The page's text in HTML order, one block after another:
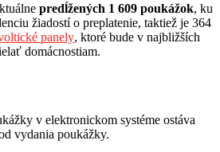
predĺžených 1 609 poukážok, ku
žiadostí o preplatenie, taktiež je 364
panely, ktoré bude v najbližších
domácnostiam.
v elektronickom systéme ostáva
vydania poukážky.